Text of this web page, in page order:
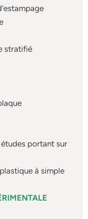
stratifié
portant sur
à simple